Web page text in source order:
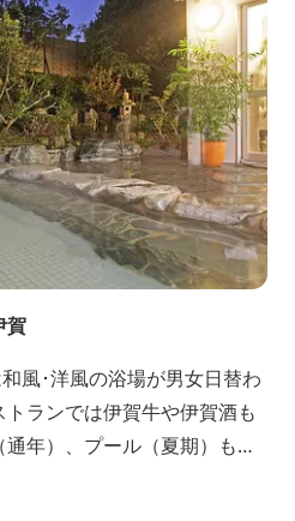
賀
風･洋風の浴場が男女日替わ
ランでは伊賀牛や伊賀酒も
年）、プール（夏期）もあ
場、忍者変身処を常設して